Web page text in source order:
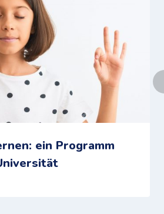
ein Programm